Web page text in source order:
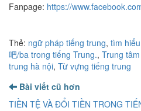
Fanpage: https://
Thẻ: ngữ pháp tiếng trung, tìm
吧/ba trong tiếng Trung., Trung
trung hà nội, Từ vựng tiếng trung
Bài viết cũ hơn
TIỀN TỆ VÀ ĐỔI TIỀN TRONG